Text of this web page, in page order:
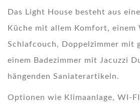
Das Light House besteht aus
Küche mit allem Komfort, einem
Schlafcouch, Doppelzimmer mit
einem Badezimmer mit Jacuzzi
hängenden Saniaterartikeln.
Optionen wie Klimaanlage, WI-